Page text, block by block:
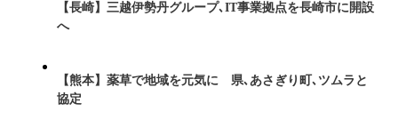
【長崎】三越伊勢丹グループ､IT事業拠点を長崎市に開設
へ
【熊本】薬草で地域を元気に 県､あさぎり町､ツムラと
協定